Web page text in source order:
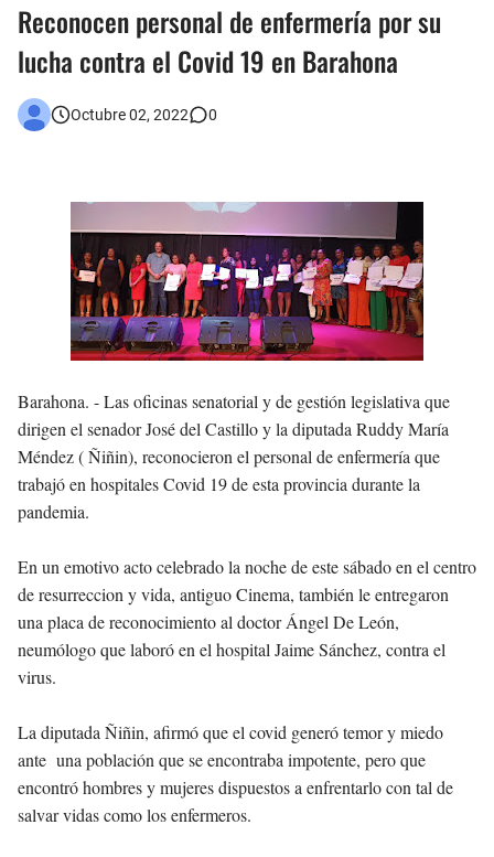
Reconocen personal de enfermería por su
lucha contra el Covid 19 en Barahona
Octubre 02, 2022 0
Barahona. -Las oficinas senatorial y de gestión legislativa que
dirigen el senador José del Castillo y la diputada Ruddy María
Méndez ( Ñiñin), reconocieron el personal de enfermería que
trabajó en hospitales Covid 19 de esta provincia durante la
pandemia.
En un emotivo acto celebrado la noche de este sábado en el centro
de resurreccion y vida, antiguo Cinema, también le entregaron
una placa de reconocimiento al doctor Ángel De León,
neumólogo que laboró en el hospital Jaime Sánchez, contra el
virus.
La diputada Ñiñin, afirmó que el covid generó temor y miedo
ante una población que se encontraba impotente, pero que
encontró hombres y mujeres dispuestos a enfrentarlo con tal de
salvar vidas como los enfermeros.